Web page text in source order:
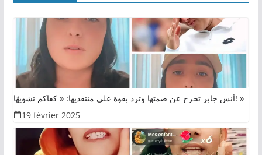
أنس جابر تخرج عن صمتها وترد بقوة على منتقديها: « كفاكم تشويهًا! »
19 février 2025